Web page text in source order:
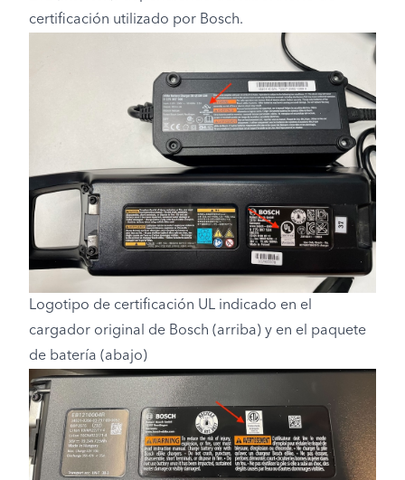
certificación utilizado por Bosch.
Logotipo de certificación UL indicado en el
cargador original de Bosch (arriba) y en el paquete
de batería (abajo)